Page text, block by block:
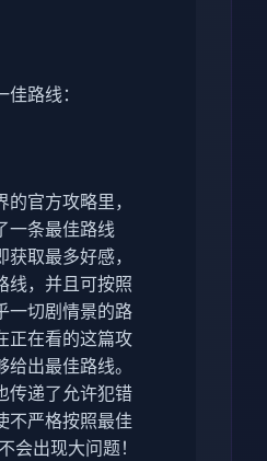
路线：
官方攻略里，
一条最佳路线
取最多好感，
线，并且可按照
一切剧情景的路
正在看的这篇攻
出最佳路线。
传递了允许犯错
不严格按照最佳
会出现大问题！